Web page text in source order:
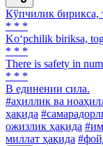
Кўпчилик бирикса,
* * *
Ko‘pchilik biriksa,
* * *
There is safety in
* * *
В единении сила.
#аҳиллик ва
ҳақида
ожизлик ҳақида
миллат ҳақида